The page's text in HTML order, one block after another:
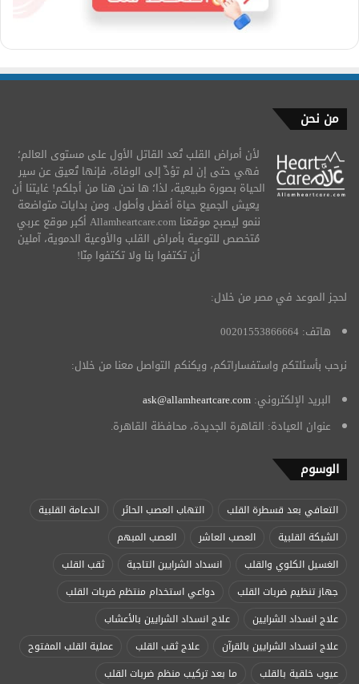
من نحن
لأن أمراض القلب تُعد القاتل الأول على مستوى العالم؛
فهي حتى إن لم تؤدِّ إلى الوفاة، فإنها تُعيق عن سير
الحياة بصورة طبيعية، لذا؛ ها نحن هنا من أجلكم! غايتنا أن
يعيش الجميع حياة أفضل وأطول. ومن بدايات متواضعة
ننمو ليصبح موقعنا Allamheartcare.com أكبر موقع عربي
مُتخصص للتوعية بأمراض القلب والأوعية الدموية، آملين
أن تكتفوا بنا ولا تكتفوا مِنّا!
لحجز الموعد في مصر من خلال:
هاتف: 00201553866664
نرحب بأسئلتكم واستفساراتكم، ويكنكم التواصل معنا من خلال:
البريد الإلكتروني: ask@allamheartcare.com
عنوان العيادة: القاهرة الجديدة، محافظة القاهرة.
الوسوم
التعافي بعد قسطرة القلب التهاب العصب الحائر
الدعامة القلبية
الشبكة القلبية
العصب العاشر
العصب المبهم
الغسيل الكلوي والقلب
انسداد الشرايين التاجية
ثقب القلب
جهاز تنظيم ضربات القلب
دواعي استخدام منتظم ضربات القلب
علاج انسداد الشرايين
علاج انسداد الشرايين بالأعشاب
علاج انسداد الشرايين بالقرآن
علاج ثقب القلب
عملية القلب المفتوح
عيوب خلقية بالقلب
ما بعد تركيب منظم ضربات القلب